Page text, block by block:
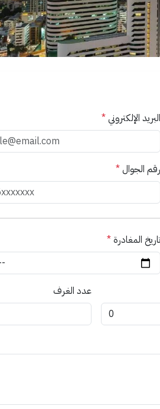
البريد الإلكتروني*
رقم الجوال*
تاريخ المغادرة*
عدد الغرف